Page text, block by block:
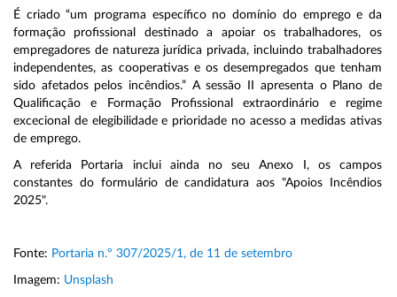
É criado “um programa específico no domínio do emprego e da
formação profissional destinado a apoiar os trabalhadores, os
empregadores de natureza jurídica privada, incluindo trabalhadores
independentes, as cooperativas e os desempregados que tenham
sido afetados pelos incêndios.” A sessão II apresenta o Plano de
Qualificação e Formação Profissional extraordinário e regime
excecional de elegibilidade e prioridade no acesso a medidas ativas
de emprego.
A referida Portaria inclui ainda no seu Anexo I, os campos
constantes do formulário de candidatura aos "Apoios Incêndios
2025".
Fonte: Portaria n.º 307/2025/1, de 11 de setembro
Imagem: Unsplash